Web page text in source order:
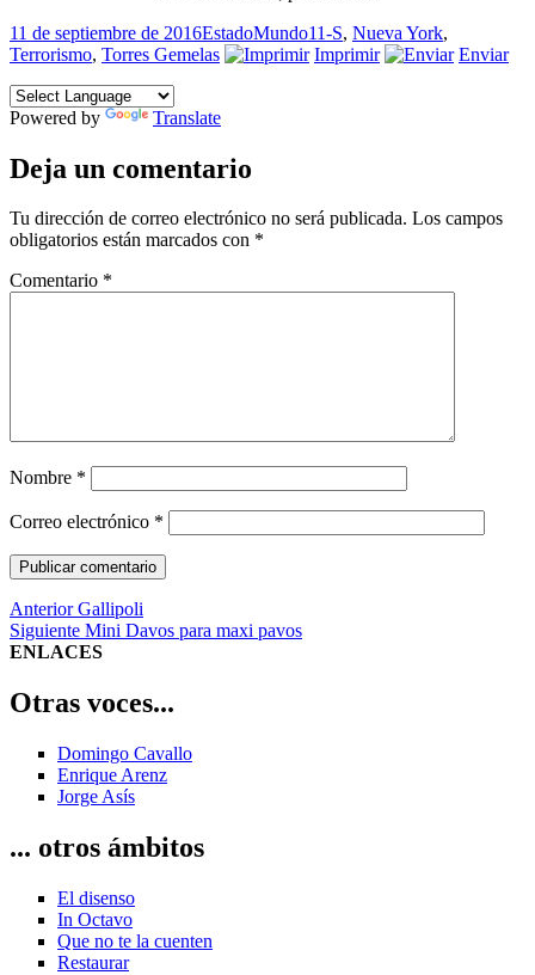
Publicado
el
11 de septiembre de 2016Formato
EstadoCategorías
MundoEtiquetas
11-S, Nueva York,
Terrorismo, Torres Gemelas Imprimir Enviar
Powered by Translate
Deja un comentario
Tu dirección de correo electrónico no será publicada. Los campos
obligatorios están marcados con *
Comentario *
Nombre *
Correo electrónico *
Navegación
de
Anterior Entrada
anterior:
Gallipoli
Siguiente Entrada
siguiente:
Mini Davos para maxi pavos
ENLACES
Otras voces...
Domingo Cavallo
Enrique Arenz
Jorge Asís
... otros ámbitos
El disenso
In Octavo
Que no te la cuenten
Restaurar